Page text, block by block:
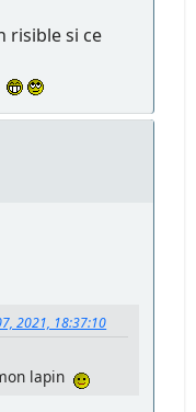
risible si ce
2021, 18:37:10
lapin